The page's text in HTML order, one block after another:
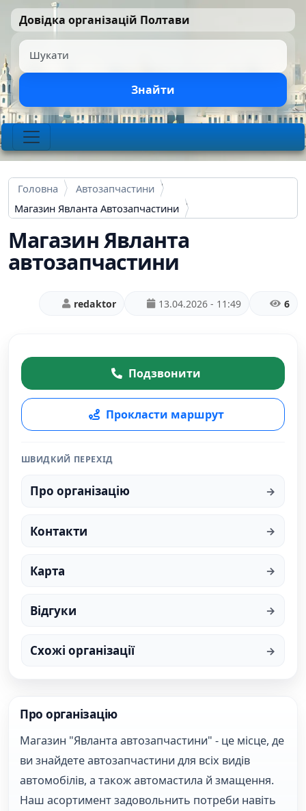
Перейти до основного вмісту
Довідка організацій Полтави
Шукати
Знайти
Головна
Автозапчастини
Магазин Явланта Автозапчастини
Магазин Явланта
автозапчастини
redaktor 13.04.2026 - 11:49 6
Про організацію
Магазин "Явланта автозапчастини" - це місце, де
ви знайдете автозапчастини для всіх видів
автомобілів, а також автомастила й змащення.
Наш асортимент задовольнить потреби навіть
Подзвонити
Прокласти маршрут
ШВИДКИЙ ПЕРЕХІД
Про організацію
Контакти
Карта
Відгуки
Схожі організації